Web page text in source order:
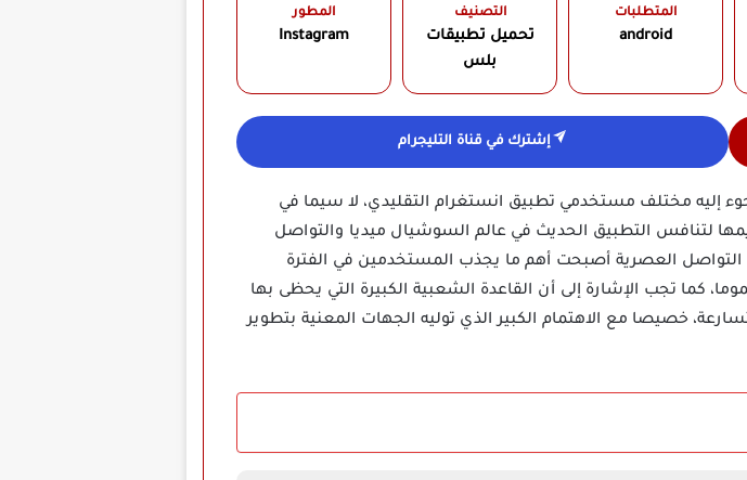
المتطلبات
android
التصنيف
تحميل تطبيقات
بلس
المطور
Instagram
إشترك في قناة التليجرام
إليه مختلف مستخدمي تطبيق انستغرام التقليدي، لا سيما في
لتنافس التطبيق الحديث في عالم السوشيال ميديا والتواصل
التواصل العصرية أصبحت أهم ما يجذب المستخدمين في الفترة
كما تجب الإشارة إلى أن القاعدة الشعبية الكبيرة التي يحظى بها
خصيصا مع الاهتمام الكبير الذي توليه الجهات المعنية بتطوير